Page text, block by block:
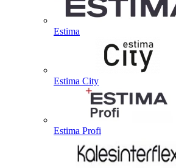
Estima
Estima City
Estima Profi